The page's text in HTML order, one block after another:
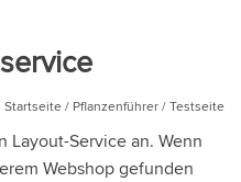
Startseite/ Pflanzenführer/Testseite
Service an. Wenn
Webshop gefunden